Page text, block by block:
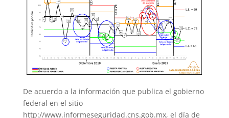
De acuerdo a la información que publica el gobierno
federal en el sitio
http://www.informeseguridad.cns.gob.mx, el día de